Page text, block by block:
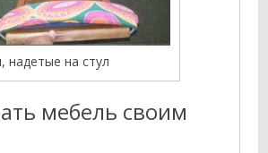
надетые на стул
мебель своим